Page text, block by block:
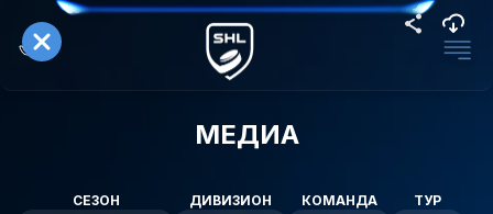
МЕДИА
СЕЗОН ДИВИЗИОН КОМАНДА ТУР